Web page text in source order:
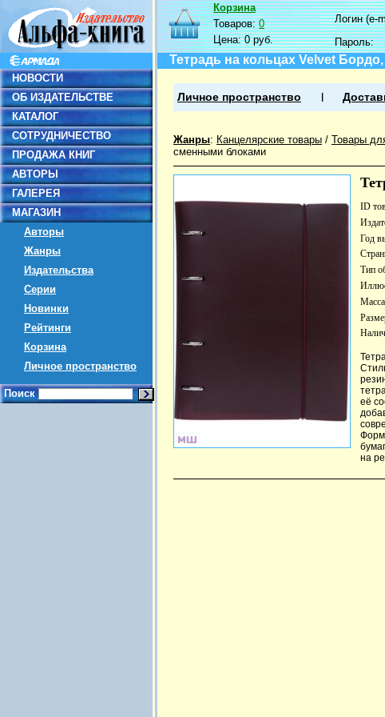
НОВОСТИ
ОБ ИЗДАТЕЛЬСТВЕ
КАТАЛОГ
СОТРУДНИЧЕСТВО
ПРОДАЖА КНИГ
АВТОРЫ
ГАЛЕРЕЯ
МАГАЗИН
Авторы
Жанры
Издательства
Серии
Новинки
Рейтинги
Корзина
Личное пространство
Поиск
Корзина
Товаров:0
Цена:0 руб.
Логин (e-
Пароль:
Тетрадь на кольцах Velvet Бордо,
Личное пространство
Жанры: Канцелярские товары / Товары
сменными блоками
ID
Год
Тип
её
на